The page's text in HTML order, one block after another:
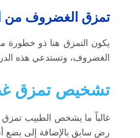
تمزق الغضروف من
الغضروف، وتستدعي هذه
تشخيص تمزق
غالباً ما يشخص الطبيب
رض سابق بالإضافة إلى بضع